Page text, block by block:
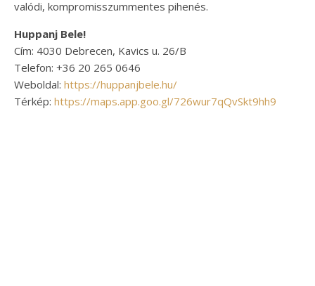
valódi, kompromisszummentes pihenés.
Huppanj Bele!
Cím: 4030 Debrecen, Kavics u. 26/B
Telefon: +36 20 265 0646
Weboldal: https://huppanjbele.hu/
Térkép: https://maps.app.goo.gl/726wur7qQvSkt9hh9